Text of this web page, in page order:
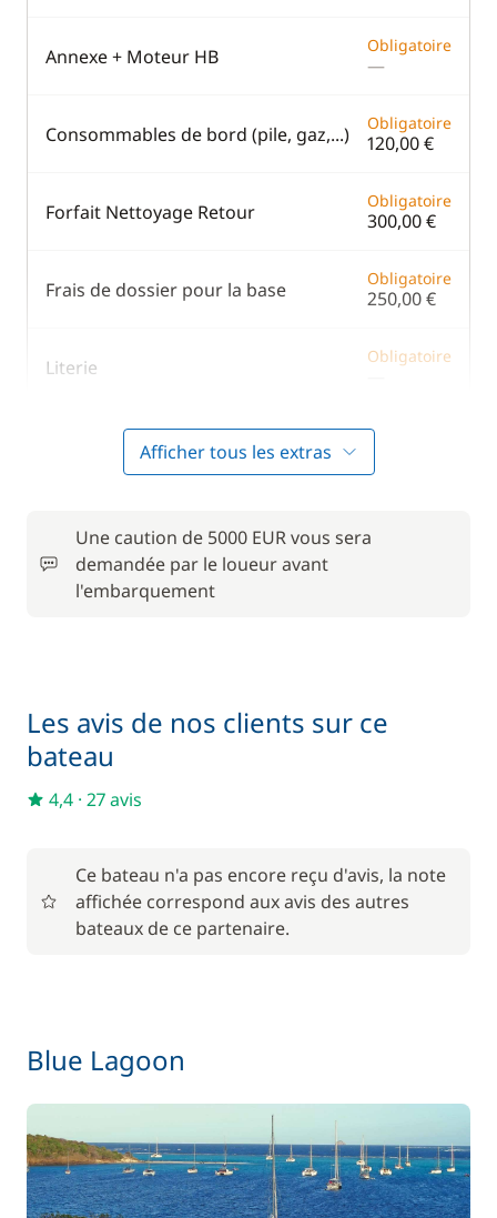
Annexe + Moteur HB Obligatoire
—
Consommables de bord (pile, gaz,...) Obligatoire
120,00 €
Forfait Nettoyage Retour Obligatoire
300,00 €
Frais de dossier pour la base Obligatoire
250,00 €
Literie Obligatoire
Rachat de Franchise
Afficher tous les extras
Une caution de 5000 EUR vous sera
demandée par le loueur avant
l'embarquement
Les avis de nos clients sur ce
bateau
4,4 · 27 avis
Ce bateau n'a pas encore reçu d'avis, la note
affichée correspond aux avis des autres
bateaux de ce partenaire.
Blue Lagoon